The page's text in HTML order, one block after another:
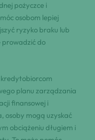
pożyczce i
osobom lepiej
ryzyko braku lub
prowadzić do
kredytobiorcom
planu zarządzania
finansowej i
osoby mogą uzyskać
obciążeniu długiem i